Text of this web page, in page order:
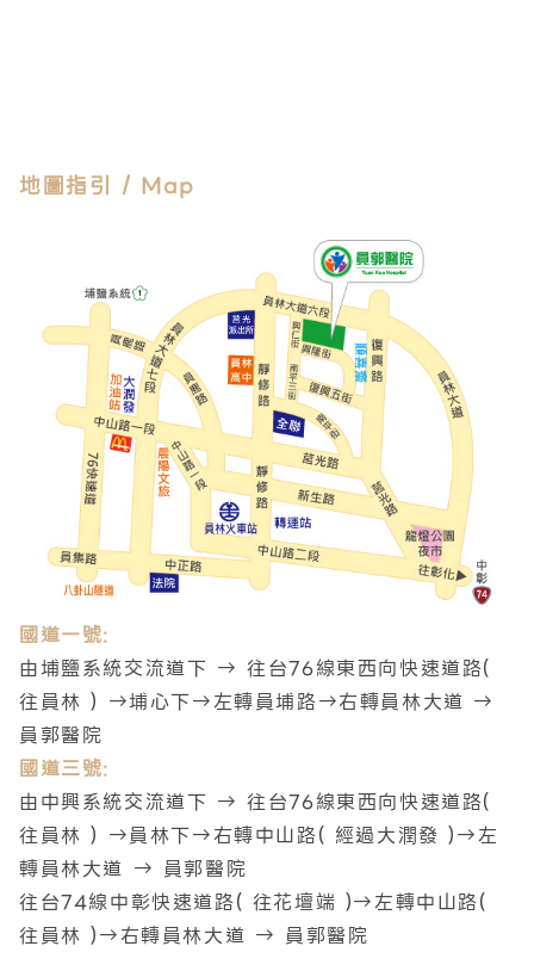
地圖指引 / Map
國道一號:
由埔鹽系統交流道下 → 往台76線東西向快速道路(
往員林 ) →埔心下→左轉員埔路→右轉員林大道 →
員郭醫院
國道三號:
由中興系統交流道下 → 往台76線東西向快速道路(
往員林 ) →員林下→右轉中山路( 經過大潤發 )→左
轉員林大道 → 員郭醫院
往台74線中彰快速道路( 往花壇端 )→左轉中山路(
往員林 )→右轉員林大道 → 員郭醫院